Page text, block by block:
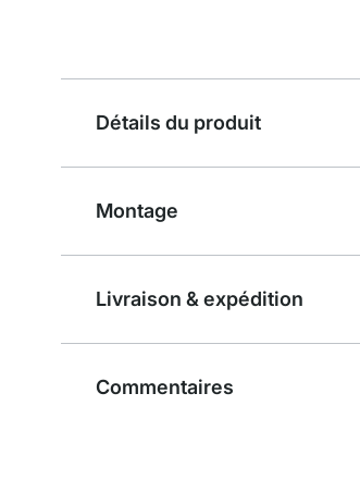
Détails du produit
Montage
Livraison & expédition
Commentaires